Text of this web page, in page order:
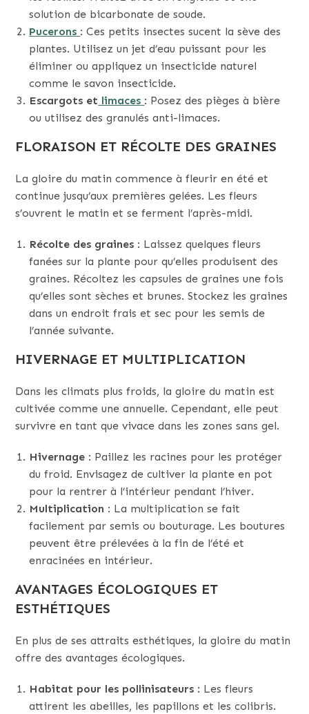
solution de bicarbonate de soude.
Pucerons : Ces petits insectes sucent la sève des
plantes. Utilisez un jet d’eau puissant pour les
éliminer ou appliquez un insecticide naturel
comme le savon insecticide.
Escargots et limaces : Posez des pièges à bière
ou utilisez des granulés anti-limaces.
FLORAISON ET RÉCOLTE DES GRAINES
La gloire du matin commence à fleurir en été et
continue jusqu’aux premières gelées. Les fleurs
s’ouvrent le matin et se ferment l’après-midi.
Récolte des graines : Laissez quelques fleurs
fanées sur la plante pour qu’elles produisent des
graines. Récoltez les capsules de graines une fois
qu’elles sont sèches et brunes. Stockez les graines
dans un endroit frais et sec pour les semis de
l’année suivante.
HIVERNAGE ET MULTIPLICATION
Dans les climats plus froids, la gloire du matin est
cultivée comme une annuelle. Cependant, elle peut
survivre en tant que vivace dans les zones sans gel.
Hivernage : Paillez les racines pour les protéger
du froid. Envisagez de cultiver la plante en pot
pour la rentrer à l’intérieur pendant l’hiver.
Multiplication : La multiplication se fait
facilement par semis ou bouturage. Les boutures
peuvent être prélevées à la fin de l’été et
enracinées en intérieur.
AVANTAGES ÉCOLOGIQUES ET
ESTHÉTIQUES
En plus de ses attraits esthétiques, la gloire du matin
offre des avantages écologiques.
Habitat pour les pollinisateurs : Les fleurs
attirent les abeilles, les papillons et les colibris.